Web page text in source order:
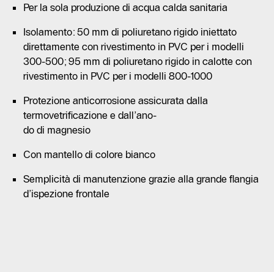
Per la sola produzione di acqua calda sanitaria
Isolamento: 50 mm di poliuretano rigido iniettato
direttamente con rivestimento in PVC per i modelli
300-500; 95 mm di poliuretano rigido in calotte con
rivestimento in PVC per i modelli 800-1000
Protezione anticorrosione assicurata dalla
termovetrificazione e dall’ano-
do di magnesio
Con mantello di colore bianco
Semplicità di manutenzione grazie alla grande flangia
d’ispezione frontale